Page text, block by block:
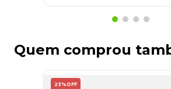
Quem comprou
23% OFF